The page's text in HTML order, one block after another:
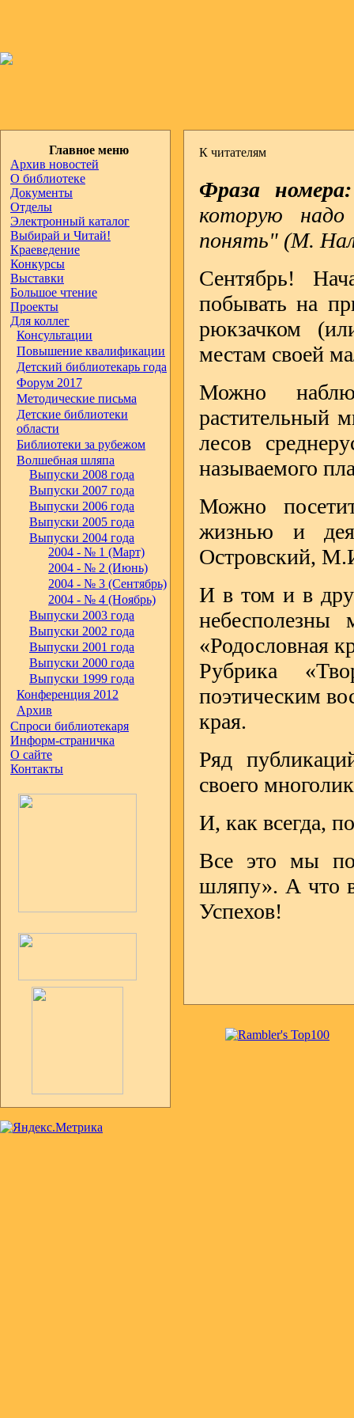
Главное меню
Архив новостей
О библиотеке
Документы
Отделы
Электронный каталог
Выбирай и Читай!
Краеведение
Конкурсы
Выставки
Большое чтение
Проекты
Для коллег
Консультации
Повышение квалификации
Детский библиотекарь года
Форум 2017
Методические письма
Детские библиотеки
области
Библиотеки за рубежом
Волшебная шляпа
Выпуски 2008 года
Выпуски 2007 года
Выпуски 2006 года
Выпуски 2005 года
Выпуски 2004 года
2004 - № 1 (Март)
2004 - № 2 (Июнь)
2004 - № 3 (Сентябрь)
2004 - № 4 (Ноябрь)
Выпуски 2003 года
Выпуски 2002 года
Выпуски 2001 года
Выпуски 2000 года
Выпуски 1999 года
Конференция 2012
Архив
Спроси библиотекаря
Информ-страничка
О сайте
Контакты
К читателям
Фраза номера:
которую
понять" (М.
Сентябрь!
побывать на
рюкзачком
местам своей
Можно
растительный
лесов
называемого
Можно
жизнью и
Островский,
И в том и в
небесполезны
«Родословная
Рубрика
поэтическим
края.
Ряд
своего
И, как всегда,
Все это мы
шляпу». А что
Успехов!